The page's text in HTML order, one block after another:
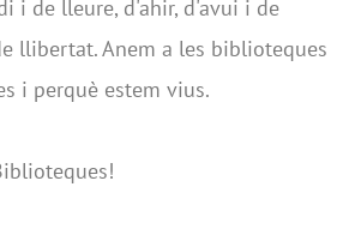
i de lleure, d'ahir, d'avui i de
llibertat. Anem a les biblioteques
i perquè estem vius.